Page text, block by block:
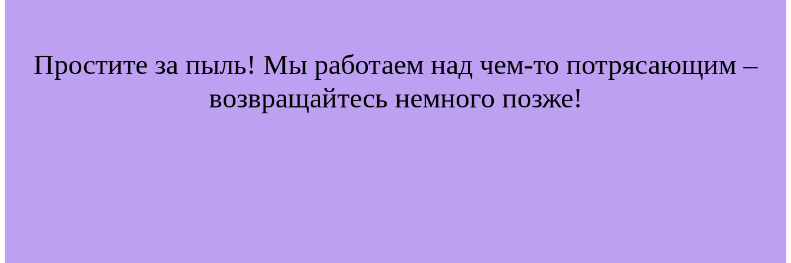
Простите за пыль! Мы работаем над чем-то потрясающим –
возвращайтесь немного позже!